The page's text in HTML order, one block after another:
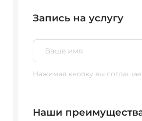
Запись на услугу
Нажимая кнопку вы
Наши